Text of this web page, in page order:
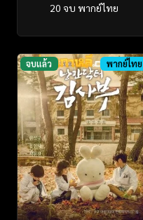
20 จบ พากย์ไทย
จบแล้ว พากย์ไทย